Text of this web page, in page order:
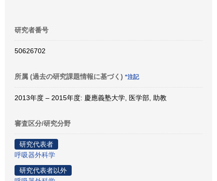
研究者番号
50626702
所属 (過去の研究課題情報に基づく) *注記
2013年度 – 2015年度: 慶應義塾大学, 医学部, 助教
審査区分/研究分野
研究代表者
呼吸器外科学
研究代表者以外